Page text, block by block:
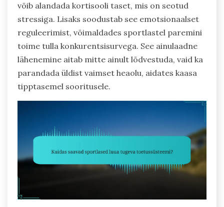
võib alandada kortisooli taset, mis on seotud
stressiga. Lisaks soodustab see emotsionaalset
reguleerimist, võimaldades sportlastel paremini
toime tulla konkurentsisurvega. See ainulaadne
lähenemine aitab mitte ainult lõdvestuda, vaid ka
parandada üldist vaimset heaolu, aidates kaasa
tipptasemel sooritusele.